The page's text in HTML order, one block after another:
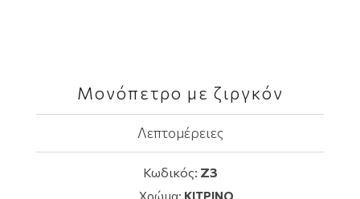
Μονόπετρο με ζιργκόν
Λεπτομέρειες
Κωδικός: Z3
Χρώμα: ΚΙΤΡΙΝΟ